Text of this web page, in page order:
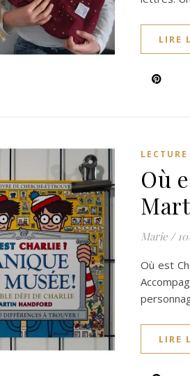
LIRE
LECTURE
Où
Marie /
Où est
LIRE